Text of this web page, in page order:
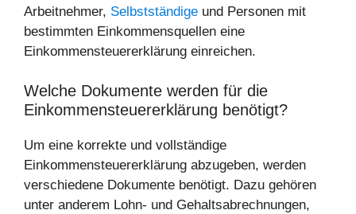
Arbeitnehmer, Selbstständige und Personen mit
bestimmten Einkommensquellen eine
Einkommensteuererklärung einreichen.
Welche Dokumente werden für die
Einkommensteuererklärung benötigt?
Um eine korrekte und vollständige
Einkommensteuererklärung abzugeben, werden
verschiedene Dokumente benötigt. Dazu gehören
unter anderem Lohn- und Gehaltsabrechnungen,